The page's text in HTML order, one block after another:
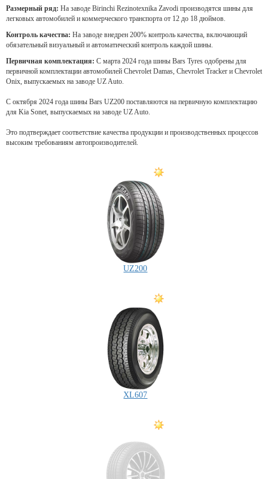
Размерный ряд: На заводе Birinchi Rezinotexnika Zavodi производятся шины для
легковых автомобилей и коммерческого транспорта от 12 до 18 дюймов.
Контроль качества: На заводе внедрен 200% контроль качества, включающий
обязательный визуальный и автоматический контроль каждой шины.
Первичная комплектация: С марта 2024 года шины Bars Tyres одобрены для
первичной комплектации автомобилей Chevrolet Damas, Chevrolet Tracker и Chevrolet
Onix, выпускаемых на заводе UZ Auto.
С октября 2024 года шины Bars UZ200 поставляются на первичную комплектацию
для Kia Sonet, выпускаемых на заводе UZ Auto.
Это подтверждает соответствие качества продукции и производственных процессов
высоким требованиям автопроизводителей.
UZ200
XL607